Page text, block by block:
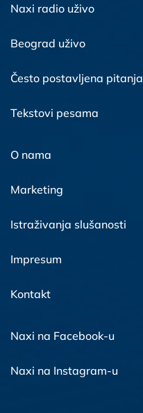
Naxi radio uživo
Beograd uživo
Često postavljena pitanja
Tekstovi pesama
O nama
Marketing
Istraživanja slušanosti
Impresum
Kontakt
Naxi na Facebook-u
Naxi na Instagram-u